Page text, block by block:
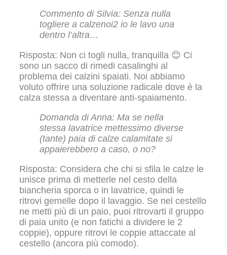
Commento di Silvia: Senza nulla
togliere a calzenoi2 io le lavo una
dentro l’altra…
Risposta: Non ci togli nulla, tranquilla 😊 Ci
sono un sacco di rimedi casalinghi al
problema dei calzini spaiati. Noi abbiamo
voluto offrire una soluzione radicale dove è la
calza stessa a diventare anti-spaiamento.
Domanda di Anna: Ma se nella
stessa lavatrice mettessimo diverse
(tante) paia di calze calamitate si
appaierebbero a caso, o no?
Risposta: Considera che chi si sfila le calze le
unisce prima di metterle nel cesto della
biancheria sporca o in lavatrice, quindi le
ritrovi gemelle dopo il lavaggio. Se nel cestello
ne metti più di un paio, puoi ritrovarti il gruppo
di paia unito (e non fatichi a dividere le 2
coppie), oppure ritrovi le coppie attaccate al
cestello (ancora più comodo).